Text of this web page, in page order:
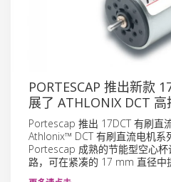
PORTESCAP 推出新款
展了 ATHLONIX DCT
Portescap 推出 17DCT 有刷直
Athlonix™ DCT 有刷直流电机系
Portescap 成熟的节能型空心
路，可在紧凑的 17 mm 直径中